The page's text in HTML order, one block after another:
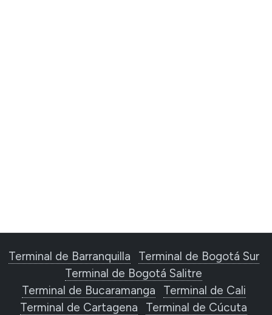
Terminal de Barranquilla
Terminal de Bogotá Sur
Terminal de Bogotá Salitre
Terminal de Bucaramanga
Terminal de Cali
Terminal de Cartagena
Terminal de Cúcuta